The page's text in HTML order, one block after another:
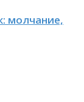
молчание,